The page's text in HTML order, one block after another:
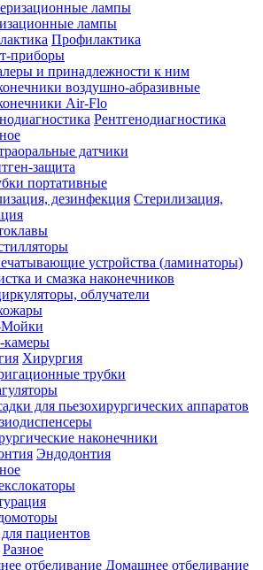
лампы
Профилактика
приборы
и принадлежности к ним
воздушно-абразивные
Air-Flo
Рентгенодиагностика
датчики
защита
портативные
Стерилизация,
устройства (ламинаторы)
и смазка наконечников
облучатели
Хирургия
трубки
для пьезохирургических аппаратов
наконечники
Эндодонтия
пациентов
Разное
Домашнее отбеливание